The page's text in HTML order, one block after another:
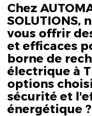
Chez
SOLUTIONS,
vous offrir
et efficaces
borne de
électrique à
options
sécurité et
énergétique ?